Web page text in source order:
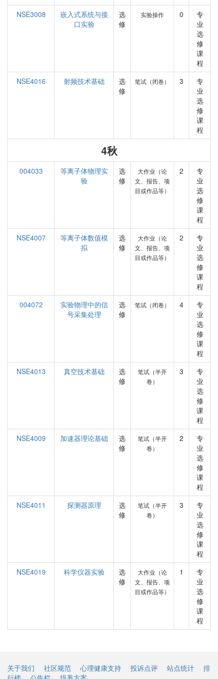
NSE3008
嵌入式系统与接
口实验
选
修
实验操作 0
专
业
选
修
课
程
NSE4016
射频技术基础
选
修
笔试（闭卷） 3
专
业
选
修
课
程
4秋
004033
等离子体物理实
验
选
修
大作业（论
文、报告、项
目或作品等）
2
专
业
选
修
课
程
NSE4007
等离子体数值模
拟
选
修
大作业（论
文、报告、项
目或作品等）
2
专
业
选
修
课
程
004072
实验物理中的信
号采集处理
选
修
笔试（闭卷） 4
专
业
选
修
课
程
NSE4013
真空技术基础
选
修
笔试（半开
卷）
3
专
业
选
修
课
程
NSE4009
加速器理论基础
选
修
笔试（半开
卷）
2
专
业
选
修
课
程
NSE4011
探测器原理
选
修
笔试（半开
卷）
3
专
业
选
修
课
程
NSE4019
科学仪器实验
选
修
大作业（论
文、报告、项
目或作品等）
1
专
业
选
修
课
程
关于我们 社区规范 心理健康支持 投诉点评 站点统计
排